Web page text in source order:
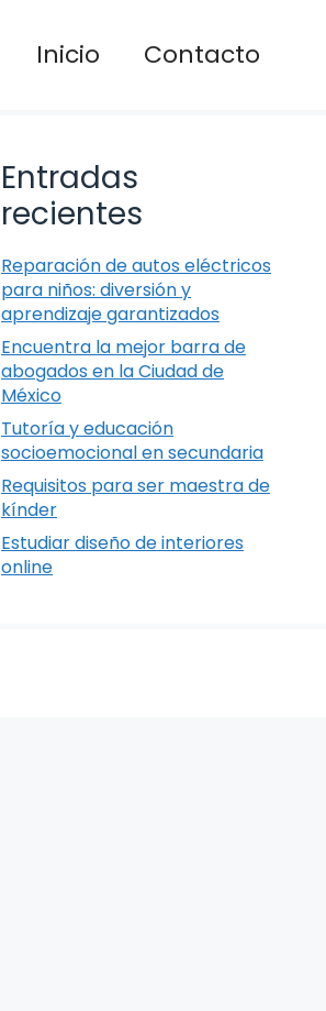
Inicio Contacto
Entradas
recientes
Reparación de autos eléctricos
para niños: diversión y
aprendizaje garantizados
Encuentra la mejor barra de
abogados en la Ciudad de
México
Tutoría y educación
socioemocional en secundaria
Requisitos para ser maestra de
kínder
Estudiar diseño de interiores
online